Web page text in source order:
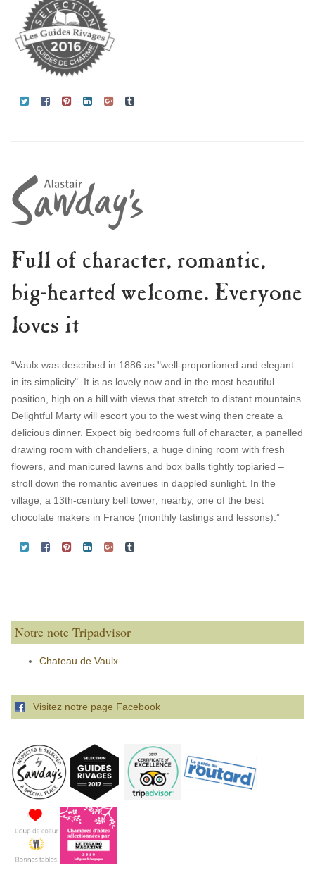
Full of character, romantic,
big-hearted welcome. Everyone
loves it
“Vaulx was described in 1886 as "well-proportioned and elegant
in its simplicity". It is as lovely now and in the most beautiful
position, high on a hill with views that stretch to distant mountains.
Delightful Marty will escort you to the west wing then create a
delicious dinner. Expect big bedrooms full of character, a panelled
drawing room with chandeliers, a huge dining room with fresh
flowers, and manicured lawns and box balls tightly topiaried –
stroll down the romantic avenues in dappled sunlight. In the
village, a 13th-century bell tower; nearby, one of the best
chocolate makers in France (monthly tastings and lessons).”
Notre note Tripadvisor
Chateau de Vaulx
Visitez notre page Facebook